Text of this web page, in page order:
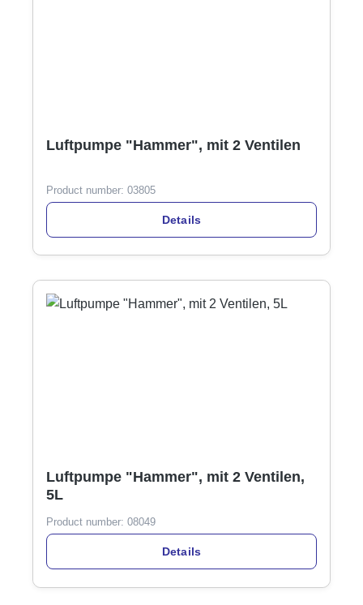
Luftpumpe "Hammer", mit 2 Ventilen
Product number: 03805
Details
Luftpumpe "Hammer", mit 2 Ventilen,
5L
Product number: 08049
Details